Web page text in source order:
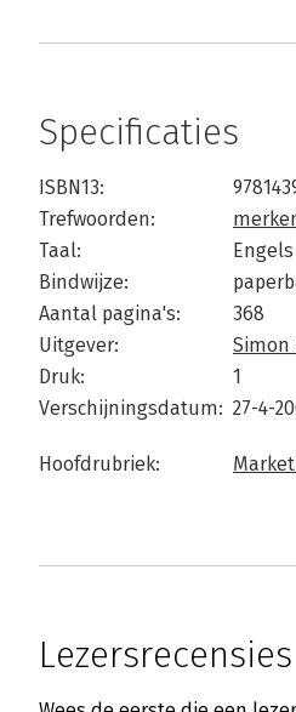
Specificaties
ISBN13:
Trefwoorden:
Taal:
Engels
Bindwijze:
Aantal pagina's:
368
Uitgever:
Simon
Druk:
1
Verschijningsdatum: 27-4-
Hoofdrubriek:
Lezersrecensies